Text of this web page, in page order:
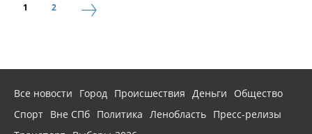
1 2
Все новости Город Происшествия Деньги
Общество
Спорт Вне СПб Политика Ленобласть Пресс-релизы